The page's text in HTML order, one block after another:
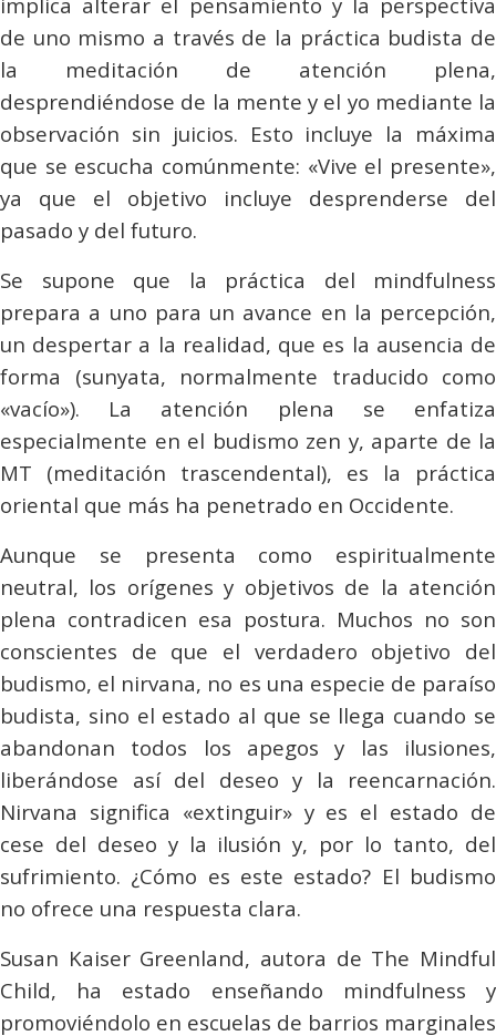
de uno mismo a través de la práctica budista de
la meditación de atención plena,
desprendiéndose de la mente y el yo mediante la
observación sin juicios. Esto incluye la máxima
que se escucha comúnmente: «Vive el presente»,
ya que el objetivo incluye desprenderse del
pasado y del futuro.
Se supone que la práctica del mindfulness
prepara a uno para un avance en la percepción,
un despertar a la realidad, que es la ausencia de
forma (sunyata, normalmente traducido como
«vacío»). La atención plena se enfatiza
especialmente en el budismo zen y, aparte de la
MT (meditación trascendental), es la práctica
oriental que más ha penetrado en Occidente.
Aunque se presenta como espiritualmente
neutral, los orígenes y objetivos de la atención
plena contradicen esa postura. Muchos no son
conscientes de que el verdadero objetivo del
budismo, el nirvana, no es una especie de paraíso
budista, sino el estado al que se llega cuando se
abandonan todos los apegos y las ilusiones,
liberándose así del deseo y la reencarnación.
Nirvana significa «extinguir» y es el estado de
cese del deseo y la ilusión y, por lo tanto, del
sufrimiento. ¿Cómo es este estado? El budismo
no ofrece una respuesta clara.
Susan Kaiser Greenland, autora de The Mindful
Child, ha estado enseñando mindfulness y
promoviéndolo en escuelas de barrios marginales